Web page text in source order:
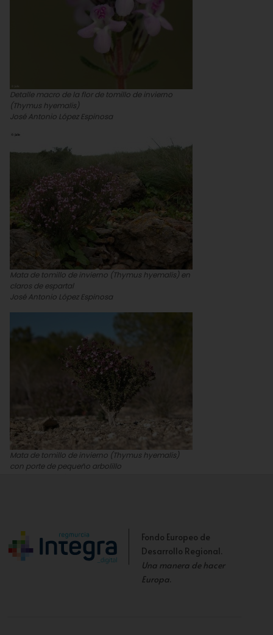
Detalle macro de la flor de tomillo de invierno
(Thymus hyemalis)
José Antonio López Espinosa
Mata de tomillo de invierno (Thymus hyemalis) en
claros de espartal
José Antonio López Espinosa
Mata de tomillo de invierno (Thymus hyemalis)
con porte de pequeño arbolillo
Fondo Europeo de
Desarrollo Regional.
Una manera de hacer
Europa.